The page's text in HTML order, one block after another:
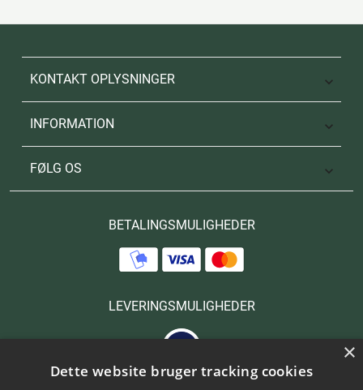
KONTAKT OPLYSNINGER 
INFORMATION 
FØLG OS 
BETALINGSMULIGHEDER
LEVERINGSMULIGHEDER
Dette website bruger tracking cookies
×